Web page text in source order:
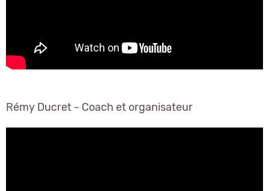
Rémy Ducret - Coach et organisateur